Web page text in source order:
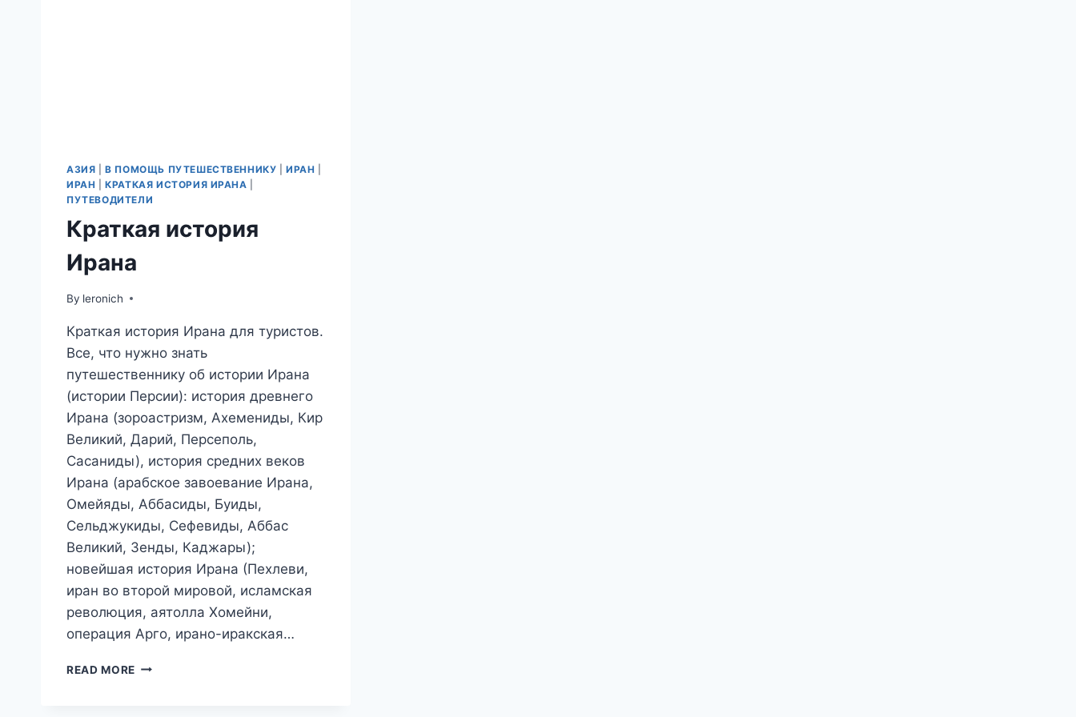
АЗИЯ |В ПОМОЩЬ ПУТЕШЕСТВЕННИКУ |ИРАН
ИРАН |КРАТКАЯ ИСТОРИЯ ИРАНА
ПУТЕВОДИТЕЛИ
Краткая история
Ирана
By leronich
Краткая история Ирана для туристов.
Все, что нужно знать
путешественнику об истории Ирана
(истории Персии): история древнего
Ирана (зороастризм, Ахемениды, Кир
Великий, Дарий, Персеполь,
Сасаниды), история средних веков
Ирана (арабское завоевание Ирана,
Омейяды, Аббасиды, Буиды,
Сельджукиды, Сефевиды, Аббас
Великий, Зенды, Каджары);
новейшая история Ирана (Пехлеви,
иран во второй мировой, исламская
революция, аятолла Хомейни,
операция Арго, ирано-иракская…
READ MORE КРАТКАЯ